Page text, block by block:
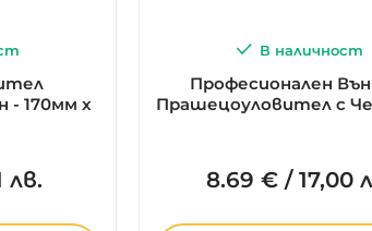
- 170мм x
лв.
В наличност
Професионален
Прашецоуловител с
8.69 € / 17,00